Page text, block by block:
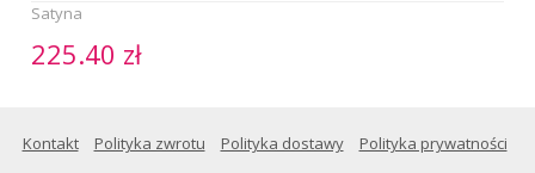
Satyna
225.40 zł
Kontakt Polityka zwrotu Polityka dostawy Polityka prywatności